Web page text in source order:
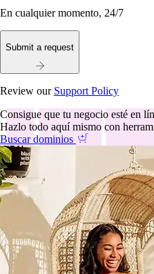
En cualquier momento, 24/7
Submit a request
Review our Support Policy
Consigue que tu negocio esté en
Hazlo todo aquí mismo con
Buscar dominios